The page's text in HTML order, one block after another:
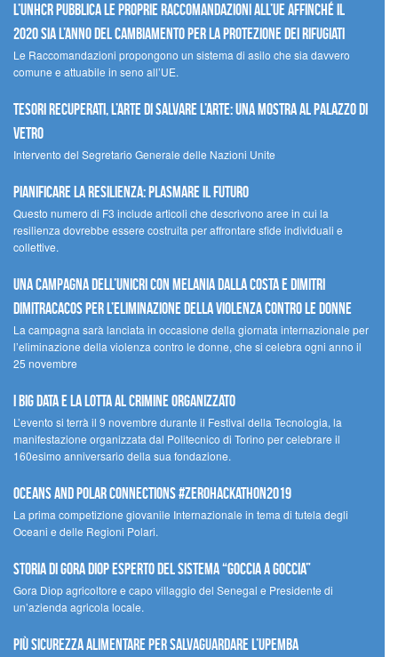
L’UNHCR pubblica le proprie raccomandazioni all’UE affinché il
2020 sia l’anno del cambiamento per la protezione dei rifugiati
Le Raccomandazioni propongono un sistema di asilo che sia davvero
comune e attuabile in seno all’UE.
Tesori recuperati, l’arte di salvare l’arte: una mostra al Palazzo di
Vetro
Intervento del Segretario Generale delle Nazioni Unite
Pianificare la resilienza: plasmare il futuro
Questo numero di F3 include articoli che descrivono aree in cui la
resilienza dovrebbe essere costruita per affrontare sfide individuali e
collettive.
Una campagna dell’UNICRI con Melania Dalla Costa e Dimitri
Dimitracacos per l’eliminazione della violenza contro le donne
La campagna sarà lanciata in occasione della giornata internazionale per
l’eliminazione della violenza contro le donne, che si celebra ogni anno il
25 novembre
I Big Data e la lotta al crimine organizzato
L’evento si terrà il 9 novembre durante il Festival della Tecnologia, la
manifestazione organizzata dal Politecnico di Torino per celebrare il
160esimo anniversario della sua fondazione.
Oceans and Polar Connections #ZEROHackathon2019
La prima competizione giovanile Internazionale in tema di tutela degli
Oceani e delle Regioni Polari.
STORIA DI GORA DIOP ESPERTO DEL SISTEMA “GOCCIA A GOCCIA”
Gora Diop agricoltore e capo villaggio del Senegal e Presidente di
un’azienda agricola locale.
Più sicurezza alimentare per salvaguardare l’Upemba